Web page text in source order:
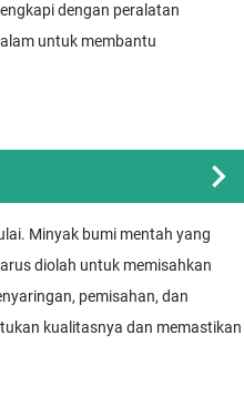
dengan peralatan
untuk membantu
Minyak bumi mentah yang
diolah untuk memisahkan
pemisahan, dan
kualitasnya dan memastikan